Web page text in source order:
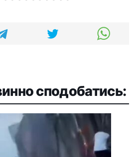
сподобатись: